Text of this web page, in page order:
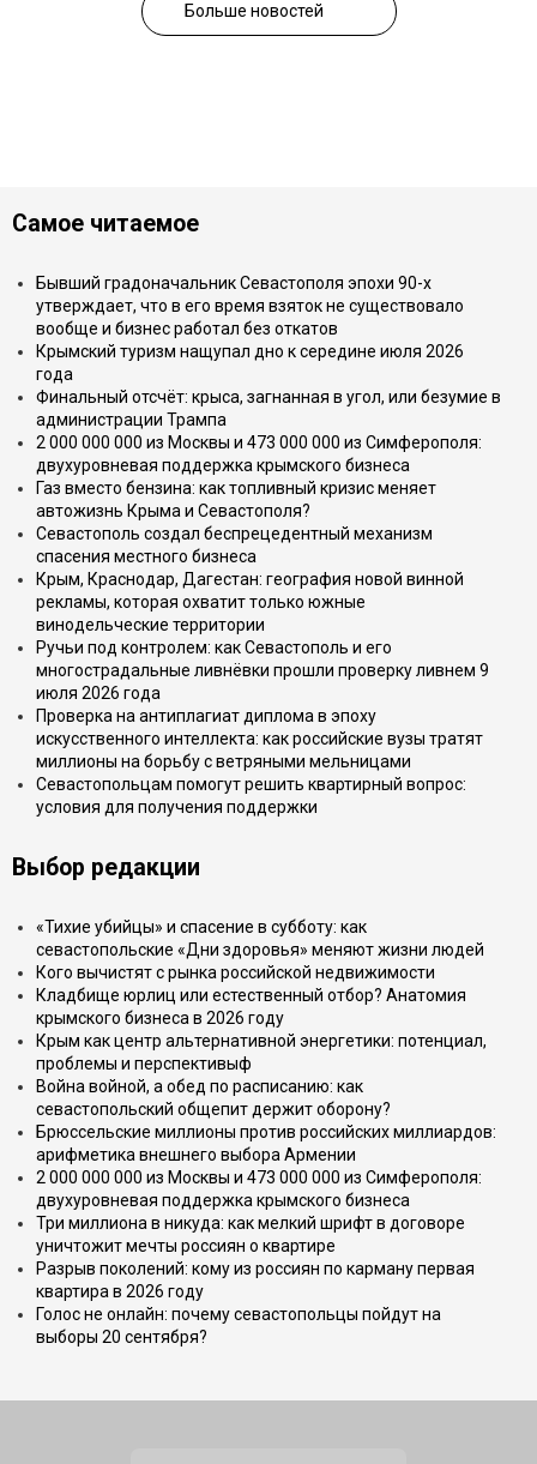
Больше новостей
Самое читаемое
Бывший градоначальник Севастополя эпохи 90-х
утверждает, что в его время взяток не существовало
вообще и бизнес работал без откатов
Крымский туризм нащупал дно к середине июля 2026
года
Финальный отсчёт: крыса, загнанная в угол, или безумие в
администрации Трампа
2 000 000 000 из Москвы и 473 000 000 из Симферополя:
двухуровневая поддержка крымского бизнеса
Газ вместо бензина: как топливный кризис меняет
автожизнь Крыма и Севастополя?
Севастополь создал беспрецедентный механизм
спасения местного бизнеса
Крым, Краснодар, Дагестан: география новой винной
рекламы, которая охватит только южные
винодельческие территории
Ручьи под контролем: как Севастополь и его
многострадальные ливнёвки прошли проверку ливнем 9
июля 2026 года
Проверка на антиплагиат диплома в эпоху
искусственного интеллекта: как российские вузы тратят
миллионы на борьбу с ветряными мельницами
Севастопольцам помогут решить квартирный вопрос:
условия для получения поддержки
Выбор редакции
«Тихие убийцы» и спасение в субботу: как
севастопольские «Дни здоровья» меняют жизни людей
Кого вычистят с рынка российской недвижимости
Кладбище юрлиц или естественный отбор? Анатомия
крымского бизнеса в 2026 году
Крым как центр альтернативной энергетики: потенциал,
проблемы и перспективыф
Война войной, а обед по расписанию: как
севастопольский общепит держит оборону?
Брюссельские миллионы против российских миллиардов:
арифметика внешнего выбора Армении
2 000 000 000 из Москвы и 473 000 000 из Симферополя:
двухуровневая поддержка крымского бизнеса
Три миллиона в никуда: как мелкий шрифт в договоре
уничтожит мечты россиян о квартире
Разрыв поколений: кому из россиян по карману первая
квартира в 2026 году
Голос не онлайн: почему севастопольцы пойдут на
выборы 20 сентября?